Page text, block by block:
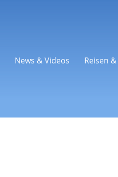
News & Videos Reisen